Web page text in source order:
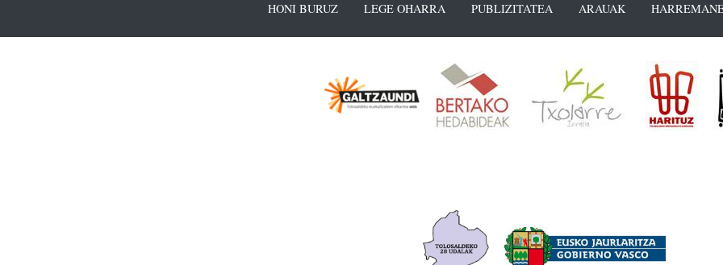
HONI BURUZ LEGE OHARRA PUBLIZITATEA ARAUAK